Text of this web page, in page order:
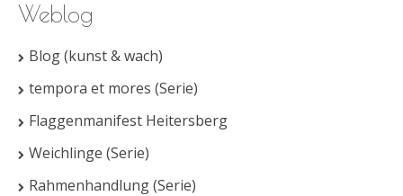
Weblog
Blog (kunst & wach)
tempora et mores (Serie)
Flaggenmanifest Heitersberg
Weichlinge (Serie)
Rahmenhandlung (Serie)